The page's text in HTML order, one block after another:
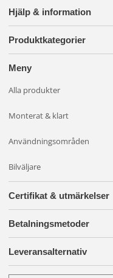
Hjälp & information
Produktkategorier
Meny
Alla produkter
Monterat & klart
Användningsområden
Bilväljare
Certifikat & utmärkelser
Betalningsmetoder
Leveransalternativ